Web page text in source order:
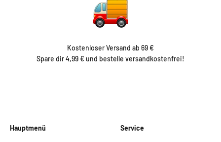
Kostenloser Versand ab 69 €
Spare dir 4,99 € und bestelle versandkostenfrei!
Hauptmenü Service